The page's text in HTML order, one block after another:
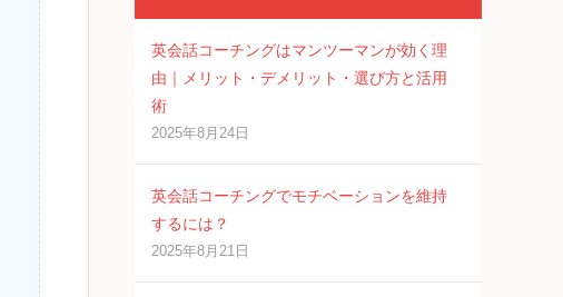
英会話コーチングはマンツーマンが効く理
由｜メリット・デメリット・選び方と活用
術
2025年8月24日
英会話コーチングでモチベーションを維持
するには？
2025年8月21日